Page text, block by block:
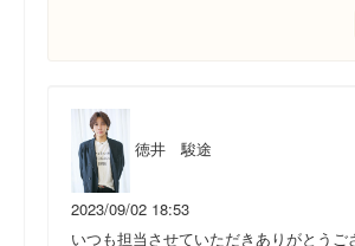
徳井 駿途
2023/09/02 18:53
いつも担当させていただきありがとうご